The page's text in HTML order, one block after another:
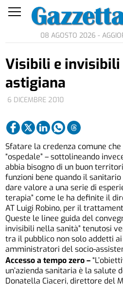
08 AGOSTO 2026 -
6 DICEMBRE 2010
Visibili e invisibili
astigiana
Sfatare la credenza comune che
“ospedale” – sottolineando
abbia bisogno di un buon
funzioni bene quando il
dare valore a una serie di
terapia” come le ha definite il
AT Luigi Robino, per il
Queste le linee guida del
invisibili nella sanità” tenutosi
tra il pubblico non solo addetti
amministratori del socio-
Accesso a tempo zero –
un’azienda sanitaria è la salute
Donatella Ciaceri, direttore del